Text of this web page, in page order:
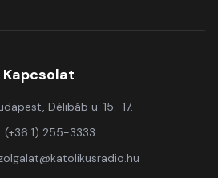
Kapcsolat
Délibáb u. 15.-17.
(+36 1) 255-3333